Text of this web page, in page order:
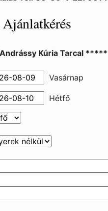
Ajánlatkérés
Kúria Tarcal *****
Vasárnap
Hétfő